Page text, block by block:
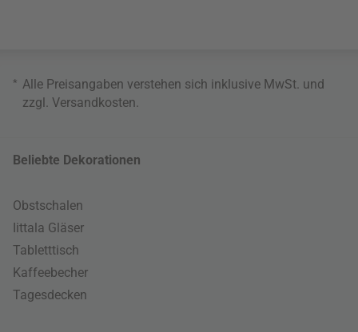
* Alle Preisangaben verstehen sich inklusive MwSt. und
zzgl. Versandkosten
Beliebte Dekorationen
Obstschalen
Iittala Gläser
Tabletttisch
Kaffeebecher
Tagesdecken